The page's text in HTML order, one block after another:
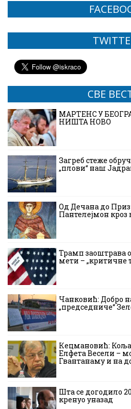
СВЕ
МАРТЕНС У
НИШТА НОВО
Загреб стеже
„плови“ наш
Од Дечана до
Пантелејмон кроз
Трамп заоштрава
мети – „критичне
Чанковић: Добро
„председниче“
Кецмановић:
Елфета Весели –
Гвантанаму и на
Шта се догодило
кренуо уназад